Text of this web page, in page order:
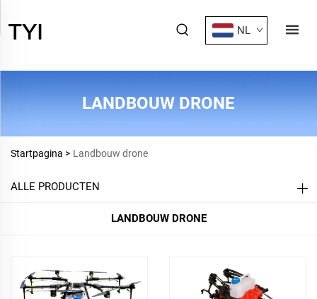
NL
LANDBOUW DRONE
Startpagina > Landbouw drone
ALLE PRODUCTEN
LANDBOUW DRONE